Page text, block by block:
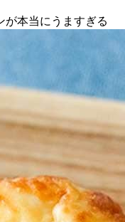
が本当にうますぎる